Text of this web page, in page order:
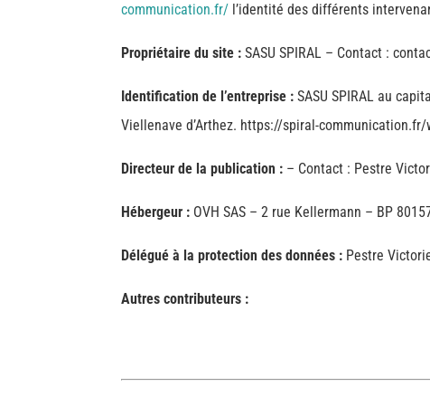
communication.fr/ l’identité des différents
Propriétaire du site : SASU SPIRAL – Contact :
Identification de l’entreprise : SASU SPIRAL au
Viellenave d’Arthez. https://spiral-
Directeur de la publication : – Contact : Pestre
Hébergeur : OVH SAS – 2 rue Kellermann – BP
Délégué à la protection des données : Pestre
Autres contributeurs :